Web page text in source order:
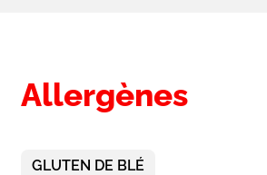
Allergènes
GLUTEN DE BLÉ